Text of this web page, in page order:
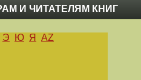
И ЧИТАТЕЛЯМ КНИГ
Э Ю Я AZ